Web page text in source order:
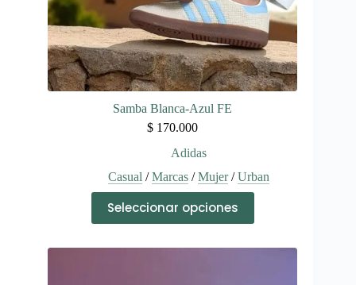
Samba Blanca-Azul FE
$ 170.000
Adidas
Casual /Marcas/Mujer/Urban
Seleccionar opciones
producto
tiene